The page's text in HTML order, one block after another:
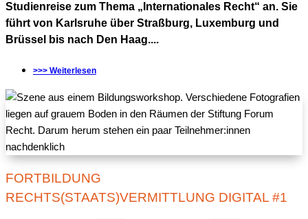
Studienreise zum Thema „Internationales Recht“ an. Sie
führt von Karlsruhe über Straßburg, Luxemburg und
Brüssel bis nach Den Haag....
>>> Weiterlesen
FORTBILDUNG
RECHTS(STAATS)VERMITTLUNG DIGITAL #1